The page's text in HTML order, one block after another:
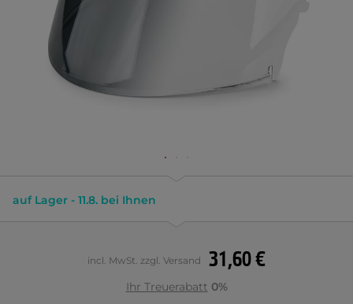
auf Lager - 11.8. bei Ihnen
31,60 €
incl. MwSt. zzgl. Versand
Ihr Treuerabatt 0%